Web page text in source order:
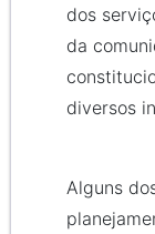
dos
da
diversos
Alguns